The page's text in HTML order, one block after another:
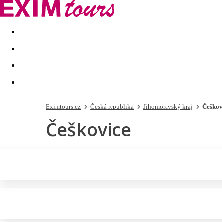
Akční nabídky Last minute
Eximtours.cz Česká republika Jihomoravský kraj
Češkovice